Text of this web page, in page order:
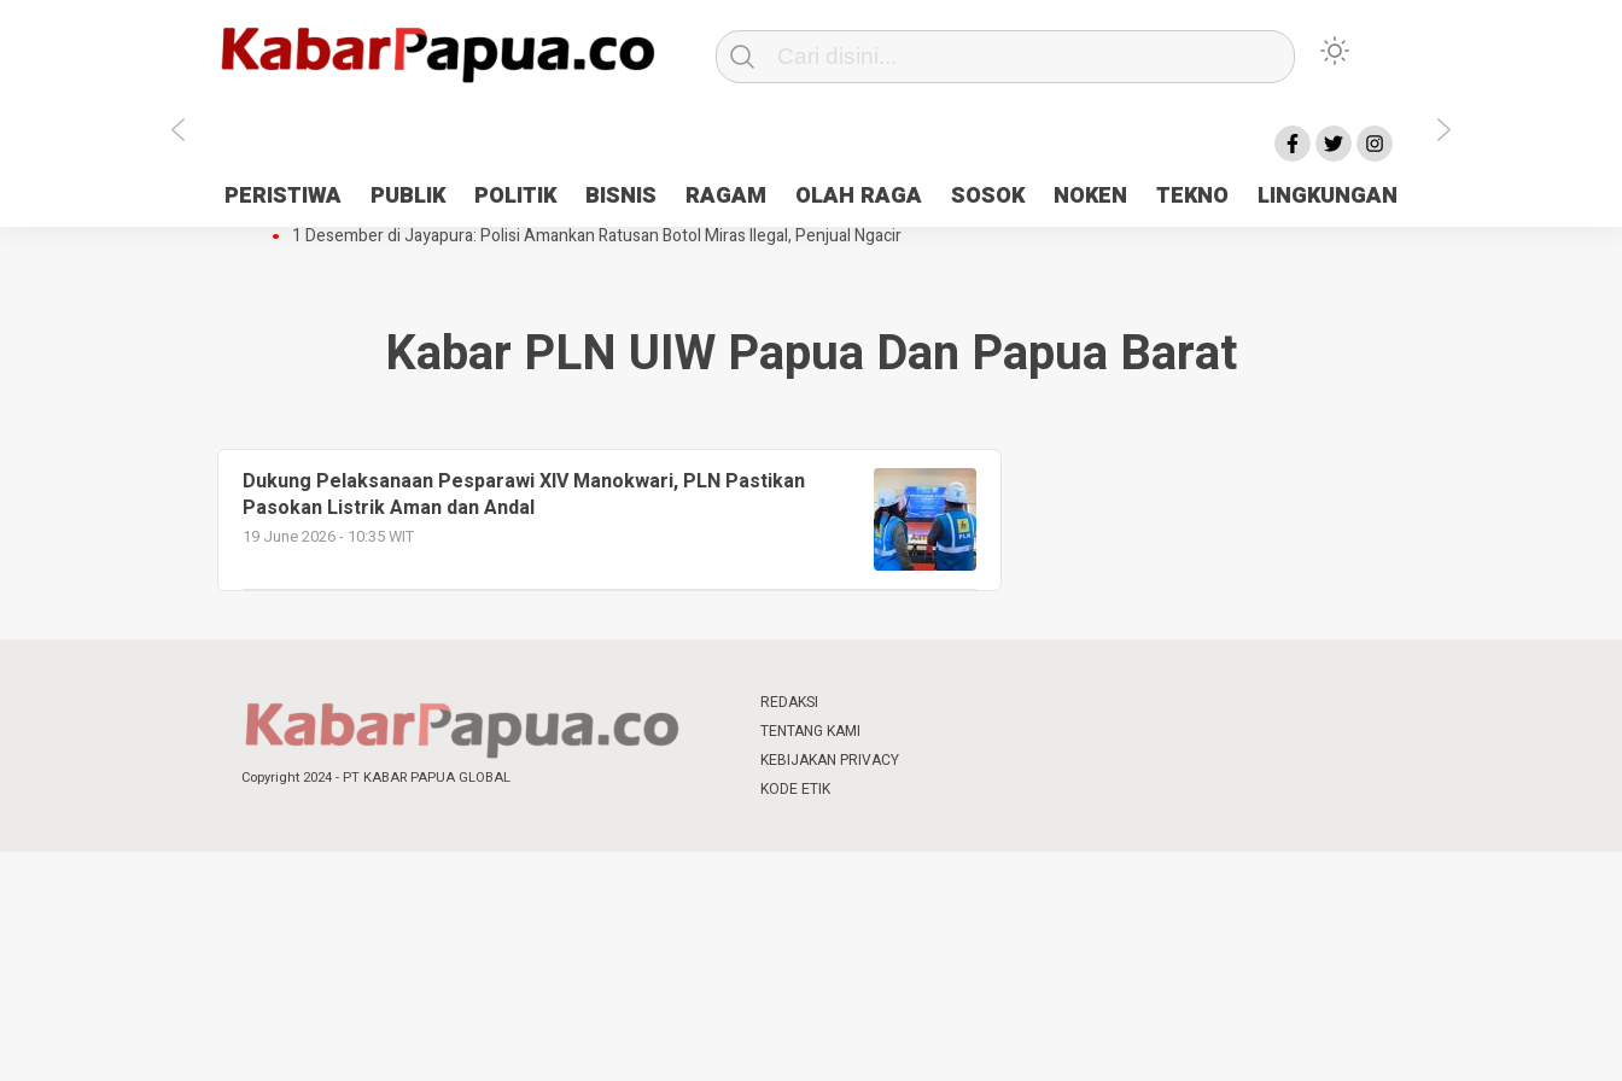
PERISTIWA PUBLIK POLITIK BISNIS RAGAM OLAH RAGA SOSOK NOKEN TEKNO LINGKUNGAN
Antisipasi 1 Desember, TNI Polri Patroli 2×24 jam di Kota Jayapura
Pesan Sejuk Polri di Deklarasi Pemilu Ceria Tanah Papua
Gedung Perpustakaan SMPN 5 Sentani Terbakar
Hibah Pilkada Jayapura Cair 10 Persen, Deposit Kas Daerah Rp23 Miliar Disorot
1 Desember di Jayapura: Polisi Amankan Ratusan Botol Miras Ilegal, Penjual Ngacir
Kabar PLN UIW Papua Dan Papua Barat
Dukung Pelaksanaan Pesparawi XIV Manokwari, PLN Pastikan
Pasokan Listrik Aman dan Andal
19 June 2026 - 10:35 WIT
Copyright 2024 - PT KABAR PAPUA GLOBAL
REDAKSI
TENTANG KAMI
KEBIJAKAN PRIVACY
KODE ETIK